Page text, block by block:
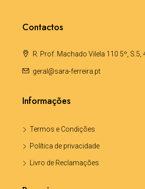
Contactos
R. Prof. Machado Vilela 110 5º, S.5,
geral@sara-ferreira.pt
Informações
Termos e Condições
Política de privacidade
Livro de Reclamações